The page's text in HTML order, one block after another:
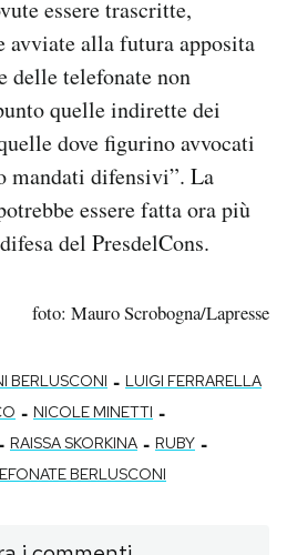
essere trascritte,
avviate alla futura apposita
delle telefonate non
quelle indirette dei
dove figurino avvocati
mandati difensivi”. La
essere fatta ora più
del PresdelCons.
foto: Mauro Scrobogna/Lapresse
BERLUSCONI - LUIGI FERRARELLA
- NICOLE MINETTI -
RAISSA SKORKINA - RUBY -
BERLUSCONI